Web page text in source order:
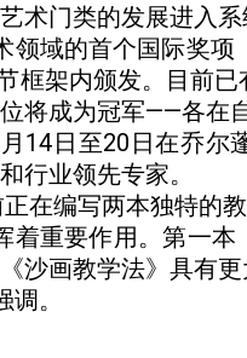
术门类的发展进入系
域的首个国际奖项
框架内颁发。目前
将成为冠军——各在
14日至20日在乔尔
行业领先专家。
在编写两本独特的
着重要作用。第一
沙画教学法》具有
。